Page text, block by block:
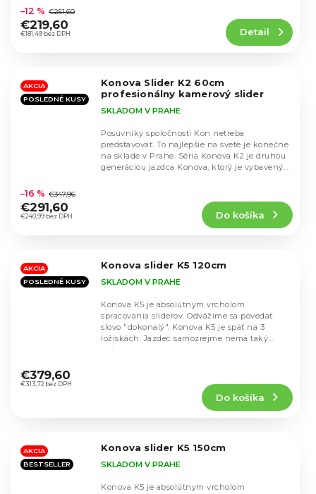
hodnotenie
produktu
je
hviezdičiek.
€181,49 bez DPH
–12 % €251,60
€219,60 Detail
AKCIA
POSLEDNÉ KUSY
Konova Slider K2 60cm
profesionálny kamerový slider
hodnotenie
produktu
je
hviezdičiek.
SKLADOM V PRAHE
€240,99 bez DPH
–16 % €347,96
€291,60
Do košíka
Posuvníky spoločnosti Kon netreba
predstavovať. To najlepšie na svete je konečne
na sklade v Prahe. Séria Konova K2 je druhou
generáciou jazdca Konova, ktorý je vybavený
AKCIA
POSLEDNÉ KUSY
Konova slider K5 120cm
hodnotenie
produktu
hviezdičiek.
SKLADOM V PRAHE
€313,72 bez DPH
€379,60
Do košíka
Konova K5 je absolútnym vrcholom
spracovania sliderov. Odvážime sa povedať
slovo "dokonalý". Konova K5 je späť na 3
ložiskách. Jazdec samozrejme nemá taký
voľný priestor ako v...
AKCIA
BESTSELLER
Konova slider K5 150cm
SKLADOM V PRAHE
Konova K5 je absolútnym vrcholom